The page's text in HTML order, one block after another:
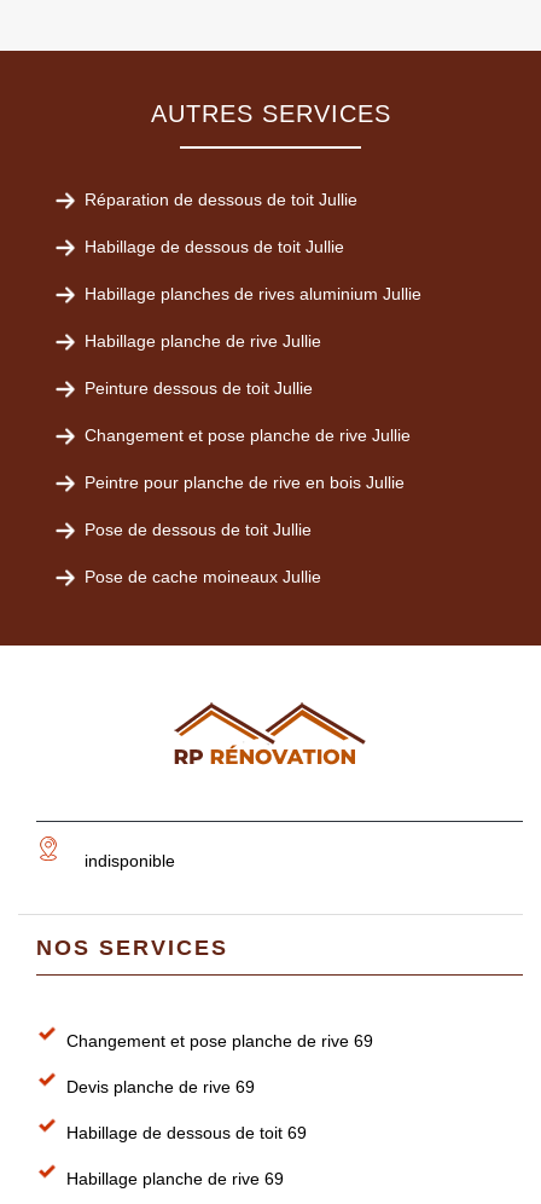
AUTRES SERVICES
Réparation de dessous de toit Jullie
Habillage de dessous de toit Jullie
Habillage planches de rives aluminium Jullie
Habillage planche de rive Jullie
Peinture dessous de toit Jullie
Changement et pose planche de rive Jullie
Peintre pour planche de rive en bois Jullie
Pose de dessous de toit Jullie
Pose de cache moineaux Jullie
indisponible
NOS SERVICES
Changement et pose planche de rive 69
Devis planche de rive 69
Habillage de dessous de toit 69
Habillage planche de rive 69